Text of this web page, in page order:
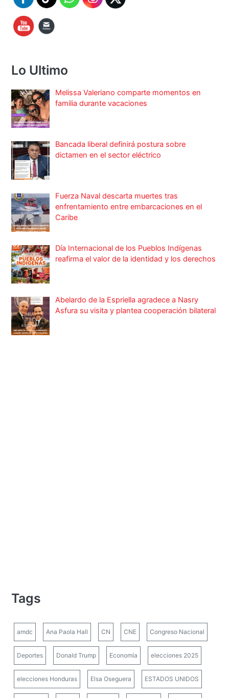
Lo Ultimo
Melissa Valeriano comparte momentos en
familia durante vacaciones
Bancada liberal definirá postura sobre
dictamen en el sector eléctrico
Fuerza Naval descarta muertes tras
enfrentamiento entre embarcaciones en el
Caribe
Día Internacional de los Pueblos Indígenas
reafirma el valor de la identidad y los derechos
Abelardo de la Espriella agradece a Nasry
Asfura su visita y plantea cooperación bilateral
Tags
amdc Ana Paola Hall CN CNE Congreso Nacional
Deportes Donald Trump Economía elecciones 2025
elecciones Honduras Elsa Oseguera ESTADOS UNIDOS